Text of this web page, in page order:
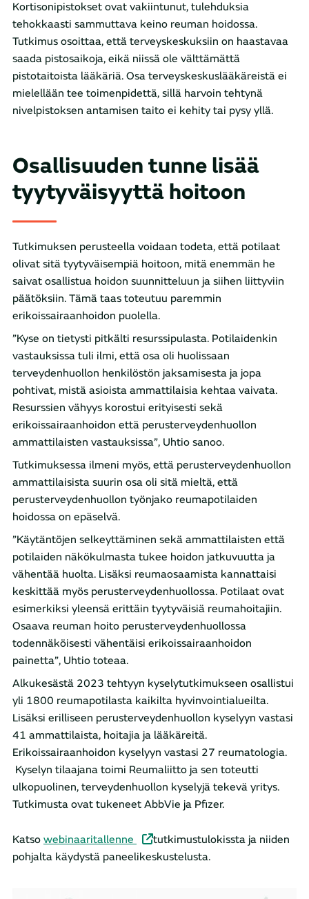
Kortisonipistokset ovat vakiintunut, tulehduksia
tehokkaasti sammuttava keino reuman hoidossa.
Tutkimus osoittaa, että terveyskeskuksiin on haastavaa
saada pistosaikoja, eikä niissä ole välttämättä
pistotaitoista lääkäriä. Osa terveyskeskuslääkäreistä ei
mielellään tee toimenpidettä, sillä harvoin tehtynä
nivelpistoksen antamisen taito ei kehity tai pysy yllä.
Osallisuuden tunne lisää
tyytyväisyyttä hoitoon
Tutkimuksen perusteella voidaan todeta, että potilaat
olivat sitä tyytyväisempiä hoitoon, mitä enemmän he
saivat osallistua hoidon suunnitteluun ja siihen liittyviin
päätöksiin. Tämä taas toteutuu paremmin
erikoissairaanhoidon puolella.
”Kyse on tietysti pitkälti resurssipulasta. Potilaidenkin
vastauksissa tuli ilmi, että osa oli huolissaan
terveydenhuollon henkilöstön jaksamisesta ja jopa
pohtivat, mistä asioista ammattilaisia kehtaa vaivata.
Resurssien vähyys korostui erityisesti sekä
erikoissairaanhoidon että perusterveydenhuollon
ammattilaisten vastauksissa”, Uhtio sanoo.
Tutkimuksessa ilmeni myös, että perusterveydenhuollon
ammattilaisista suurin osa oli sitä mieltä, että
perusterveydenhuollon työnjako reumapotilaiden
hoidossa on epäselvä.
”Käytäntöjen selkeyttäminen sekä ammattilaisten että
potilaiden näkökulmasta tukee hoidon jatkuvuutta ja
vähentää huolta. Lisäksi reumaosaamista kannattaisi
keskittää myös perusterveydenhuollossa. Potilaat ovat
esimerkiksi yleensä erittäin tyytyväisiä reumahoitajiin.
Osaava reuman hoito perusterveydenhuollossa
todennäköisesti vähentäisi erikoissairaanhoidon
painetta”, Uhtio toteaa.
Alkukesästä 2023 tehtyyn kyselytutkimukseen osallistui
yli 1800 reumapotilasta kaikilta hyvinvointialueilta.
Lisäksi erilliseen perusterveydenhuollon kyselyyn vastasi
41 ammattilaista, hoitajia ja lääkäreitä.
Erikoissairaanhoidon kyselyyn vastasi 27 reumatologia.
Kyselyn tilaajana toimi Reumaliitto ja sen toteutti
ulkopuolinen, terveydenhuollon kyselyjä tekevä yritys.
Tutkimusta ovat tukeneet AbbVie ja Pfizer.
Katso webinaaritallenne
tutkimustulokissta ja niiden
pohjalta käydystä paneelikeskustelusta.